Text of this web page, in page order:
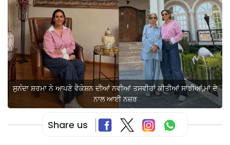
ਸੁਨੰਦਾ ਸ਼ਰਮਾ ਨੇ ਆਪਣੇ ਵੈਕੇਸ਼ਨ ਦੀਆਂ ਨਵੀਆਂ ਤਸਵੀਰਾਂ ਕੀਤੀਆਂ ਸਾਂਝੀਆਂ,ਮਾਂ ਦੇ
ਨਾਲ ਆਈ ਨਜ਼ਰ
Share us